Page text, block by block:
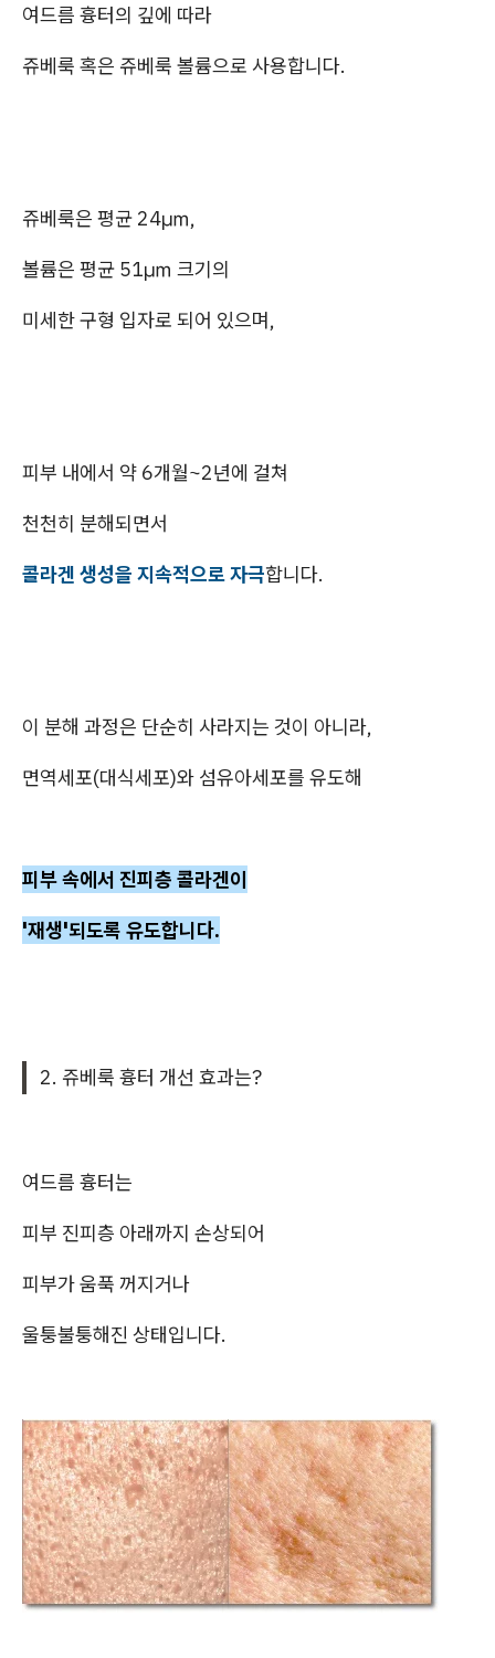
여드름 흉터의 깊에 따라
쥬베룩 혹은 쥬베룩 볼륨으로 사용합니다.
쥬베룩은 평균 24㎛,
볼륨은 평균 51㎛ 크기의
미세한 구형 입자로 되어 있으며,
피부 내에서 약 6개월~2년에 걸쳐
천천히 분해되면서
콜라겐 생성을 지속적으로 자극합니다.
이 분해 과정은 단순히 사라지는 것이 아니라,
면역세포(대식세포)와 섬유아세포를 유도해
피부 속에서 진피층 콜라겐이
'재생'되도록 유도합니다.
2. 쥬베룩 흉터 개선 효과는?
여드름 흉터는
피부 진피층 아래까지 손상되어
피부가 움푹 꺼지거나
울퉁불퉁해진 상태입니다.